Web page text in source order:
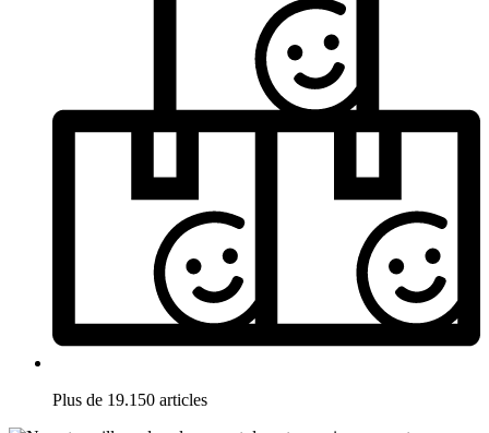
Plus de 19.150 articles